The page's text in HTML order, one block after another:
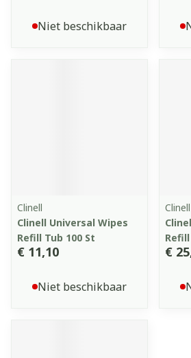
Niet beschikbaar
Clinell
Clinell Universal Wipes
Refill Tub 100 St
€ 11,10
Niet beschikbaar
Clinell
€